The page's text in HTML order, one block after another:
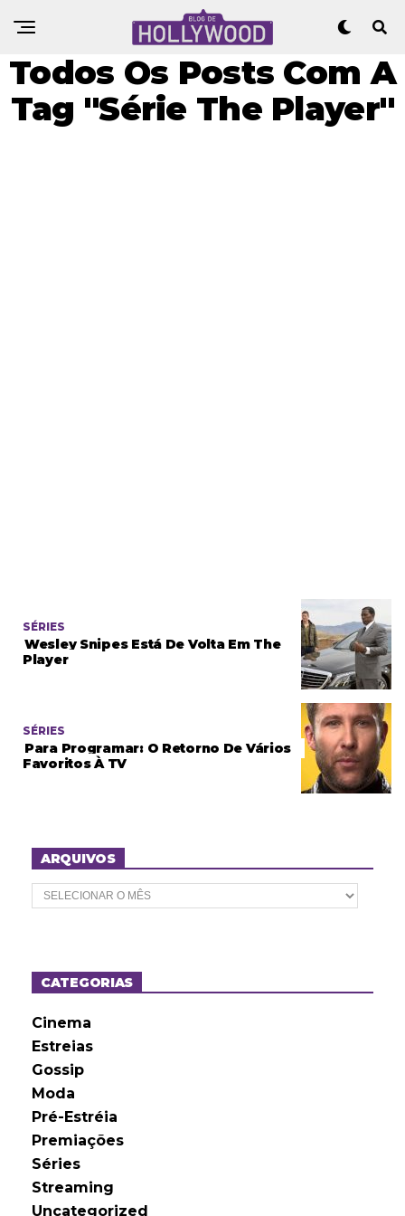
Todos Os Posts Com A
Tag "Série The Player"
SÉRIES
Wesley Snipes Está De Volta Em The
Player
SÉRIES
Para Programar: O Retorno De Vários
Favoritos À TV
ARQUIVOS
A
r
o
sCATEGORIAS
Cinema
Estreias
Gossip
Moda
Pré-Estréia
Premiações
Séries
Streaming
Uncategorized